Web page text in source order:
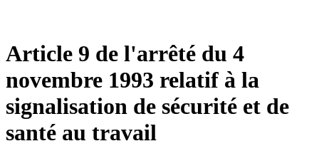
Article 9 de l'arrêté du 4
novembre 1993 relatif à la
signalisation de sécurité et de
santé au travail